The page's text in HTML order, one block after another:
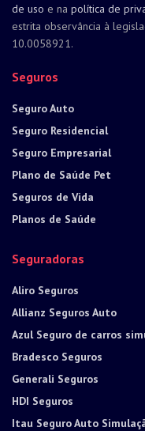
de uso e na política de
estrita observância à
10.0058921.
Seguros
Seguro Auto
Seguro Residencial
Seguro Empresarial
Plano de Saúde Pet
Seguros de Vida
Planos de Saúde
Seguradoras
Aliro Seguros
Allianz Seguros Auto
Azul Seguro de carros
Bradesco Seguros
Generali Seguros
HDI Seguros
Itau Seguro Auto